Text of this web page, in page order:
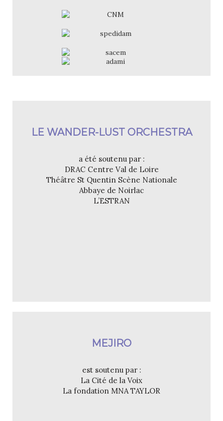
LE WANDER-LUST ORCHESTRA
a été soutenu par :
DRAC Centre Val de Loire
Théâtre St Quentin Scène Nationale
Abbaye de Noirlac
L’ESTRAN
MEJIRO
est soutenu par :
La Cité de la Voix
La fondation MNA TAYLOR